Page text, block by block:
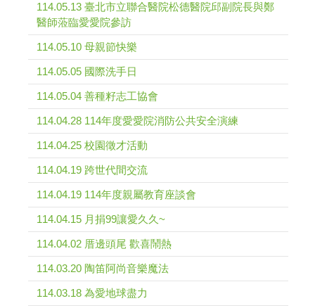
114.05.13 臺北市立聯合醫院松德醫院邱副院長與鄭
醫師蒞臨愛愛院參訪
114.05.10 母親節快樂
114.05.05 國際洗手日
114.05.04 善種籽志工協會
114.04.28 114年度愛愛院消防公共安全演練
114.04.25 校園徵才活動
114.04.19 跨世代間交流
114.04.19 114年度親屬教育座談會
114.04.15 月捐99讓愛久久~
114.04.02 厝邊頭尾 歡喜鬧熱
114.03.20 陶笛阿尚音樂魔法
114.03.18 為愛地球盡力